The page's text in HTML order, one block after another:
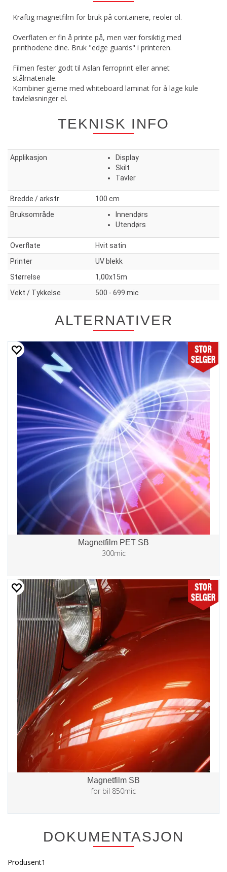
Kraftig magnetfilm for bruk på containere, reoler ol.
Overflaten er fin å printe på, men vær forsiktig med
printhodene dine. Bruk "edge guards" i printeren.
Filmen fester godt til Aslan ferroprint eller annet
stålmateriale.
Kombiner gjerne med whiteboard laminat for å lage kule
tavleløsninger el.
TEKNISK INFO
Applikasjon
Display
Skilt
Tavler
Bredde / arkstr
100 cm
Bruksområde
Innendørs
Utendørs
Overflate
Hvit satin
Printer
UV blekk
Størrelse
1,00x15m
Vekt / Tykkelse
500 - 699 mic
ALTERNATIVER
Magnetfilm PET SB
300mic
Magnetfilm SB
for bil 850mic
DOKUMENTASJON
Produsent1